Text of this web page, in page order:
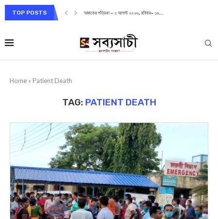
TOP POSTS আজকের পত্রিকা – ২ আগস্ট ২০২৬, রবিবার– ১৬...
Home » Patient Death
TAG: PATIENT DEATH